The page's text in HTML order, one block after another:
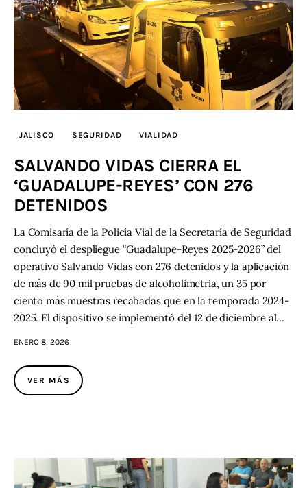
JALISCO SEGURIDAD VIALIDAD
SALVANDO VIDAS CIERRA EL
‘GUADALUPE-REYES’ CON 276
DETENIDOS
La Comisaría de la Policía Vial de la Secretaría de Seguridad
concluyó el despliegue “Guadalupe-Reyes 2025-2026” del
operativo Salvando Vidas con 276 detenidos y la aplicación
de más de 90 mil pruebas de alcoholimetría, un 35 por
ciento más muestras recabadas que en la temporada 2024-
2025. El dispositivo se implementó del 12 de diciembre al…
ENERO 8, 2026
VER MÁS